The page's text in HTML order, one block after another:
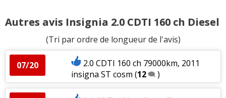
Autres avis Insignia 2.0 CDTI 160 ch Diesel
(Tri par ordre de longueur de l'avis)
07/20
2.0 CDTI 160 ch 79000km, 2011
insigna ST cosm (12 )